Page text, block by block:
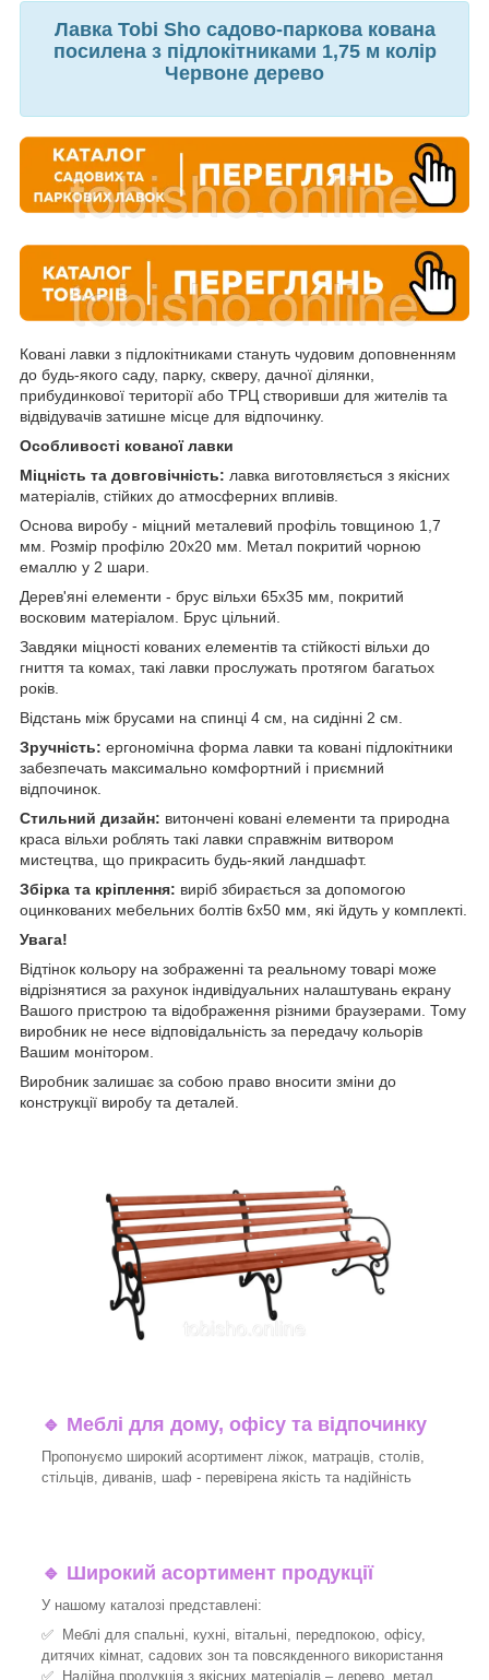
Лавка Tobi Sho садово-паркова кована
посилена з підлокітниками 1,75 м колір
Червоне дерево
Ковані лавки з підлокітниками стануть чудовим доповненням
до будь-якого саду, парку, скверу, дачної ділянки,
прибудинкової території або ТРЦ створивши для жителів та
відвідувачів затишне місце для відпочинку.
Особливості кованої лавки
Міцність та довговічність: лавка виготовляється з якісних
матеріалів, стійких до атмосферних впливів.
Основа виробу - міцний металевий профіль товщиною 1,7
мм. Розмір профілю 20х20 мм. Метал покритий чорною
емаллю у 2 шари.
Дерев'яні елементи - брус вільхи 65х35 мм, покритий
восковим матеріалом. Брус цільний.
Завдяки міцності кованих елементів та стійкості вільхи до
гниття та комах, такі лавки прослужать протягом багатьох
років.
Відстань між брусами на спинці 4 см, на сидінні 2 см.
Зручність: ергономічна форма лавки та ковані підлокітники
забезпечать максимально комфортний і приємний
відпочинок.
Стильний дизайн: витончені ковані елементи та природна
краса вільхи роблять такі лавки справжнім витвором
мистецтва, що прикрасить будь-який ландшафт.
Збірка та кріплення: виріб збирається за допомогою
оцинкованих мебельних болтів 6х50 мм, які йдуть у комплекті.
Увага!
Відтінок кольору на зображенні та реальному товарі може
відрізнятися за рахунок індивідуальних налаштувань екрану
Вашого пристрою та відображення різними браузерами. Тому
виробник не несе відповідальність за передачу кольорів
Вашим монітором.
Виробник залишає за собою право вносити зміни до
конструкції виробу та деталей.
🔹 Меблі для дому, офісу та відпочинку
Пропонуємо широкий асортимент ліжок, матраців, столів,
стільців, диванів, шаф - перевірена якість та надійність
🔹 Широкий асортимент продукції
У нашому каталозі представлені:
✅ Меблі для спальні, кухні, вітальні, передпокою, офісу,
дитячих кімнат, садових зон та повсякденного використання
✅ Надійна продукція з якісних матеріалів – дерево, метал,